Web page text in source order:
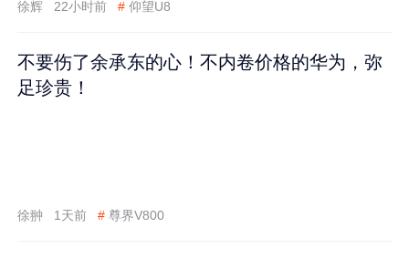
徐辉 22小时前 # 仰望U8
不要伤了余承东的心！不内卷价格的华为，弥
足珍贵！
徐翀 1天前 # 尊界V800